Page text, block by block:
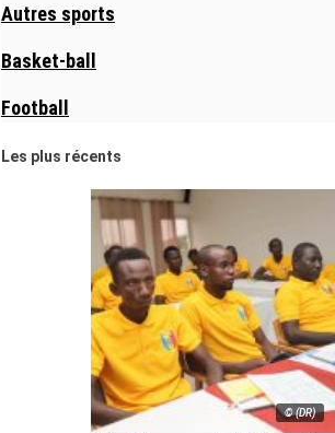
Autres sports
Basket-ball
Football
Les plus récents
© (DR)